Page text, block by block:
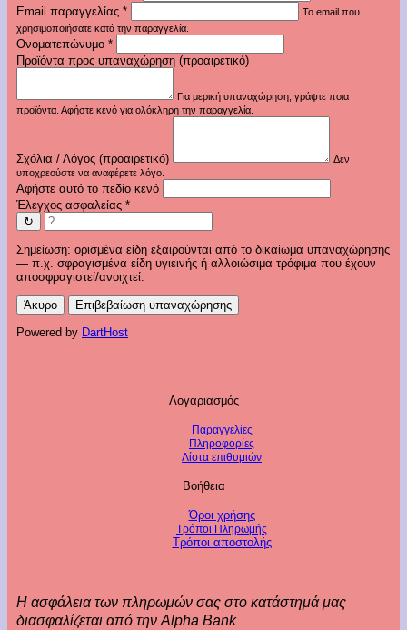
Email παραγγελίας *
Το email που
χρησιμοποιήσατε κατά την παραγγελία.
Ονοματεπώνυμο *
Προϊόντα προς υπαναχώρηση (προαιρετικό)
Για μερική υπαναχώρηση, γράψτε ποια
προϊόντα. Αφήστε κενό για ολόκληρη την παραγγελία.
Σχόλια / Λόγος (προαιρετικό)
Δεν
υποχρεούστε να αναφέρετε λόγο.
Αφήστε αυτό το πεδίο κενό
Έλεγχος ασφαλείας *
↻
Σημείωση: ορισμένα είδη εξαιρούνται από το δικαίωμα υπαναχώρησης
— π.χ. σφραγισμένα είδη υγιεινής ή αλλοιώσιμα τρόφιμα που έχουν
αποσφραγιστεί/ανοιχτεί.
Άκυρο Επιβεβαίωση υπαναχώρησης
Powered by DartHost
Λογαριασμός
Παραγγελίες
Πληροφορίες
Λίστα επιθυμιών
Βοήθεια
Όροι χρήσης
Τρόποι Πληρωμής
Τρόποι αποστολής
Η ασφάλεια των πληρωμών σας στο κατάστημά μας
διασφαλίζεται από την Alpha Bank